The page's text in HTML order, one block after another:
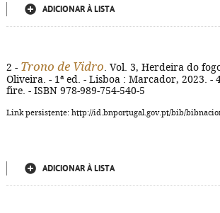
ADICIONAR À LISTA
2 - Trono de Vidro . Vol. 3, Herdeira do
Oliveira. - 1ª ed. - Lisboa : Marcador, 2023.
fire. - ISBN 978-989-754-540-5
Link persistente: http://id.bnportugal.gov.pt/bib/
ADICIONAR À LISTA